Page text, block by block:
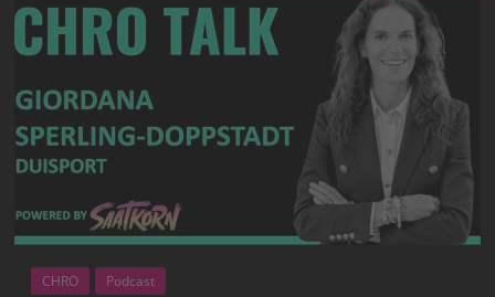
CHRO Podcast